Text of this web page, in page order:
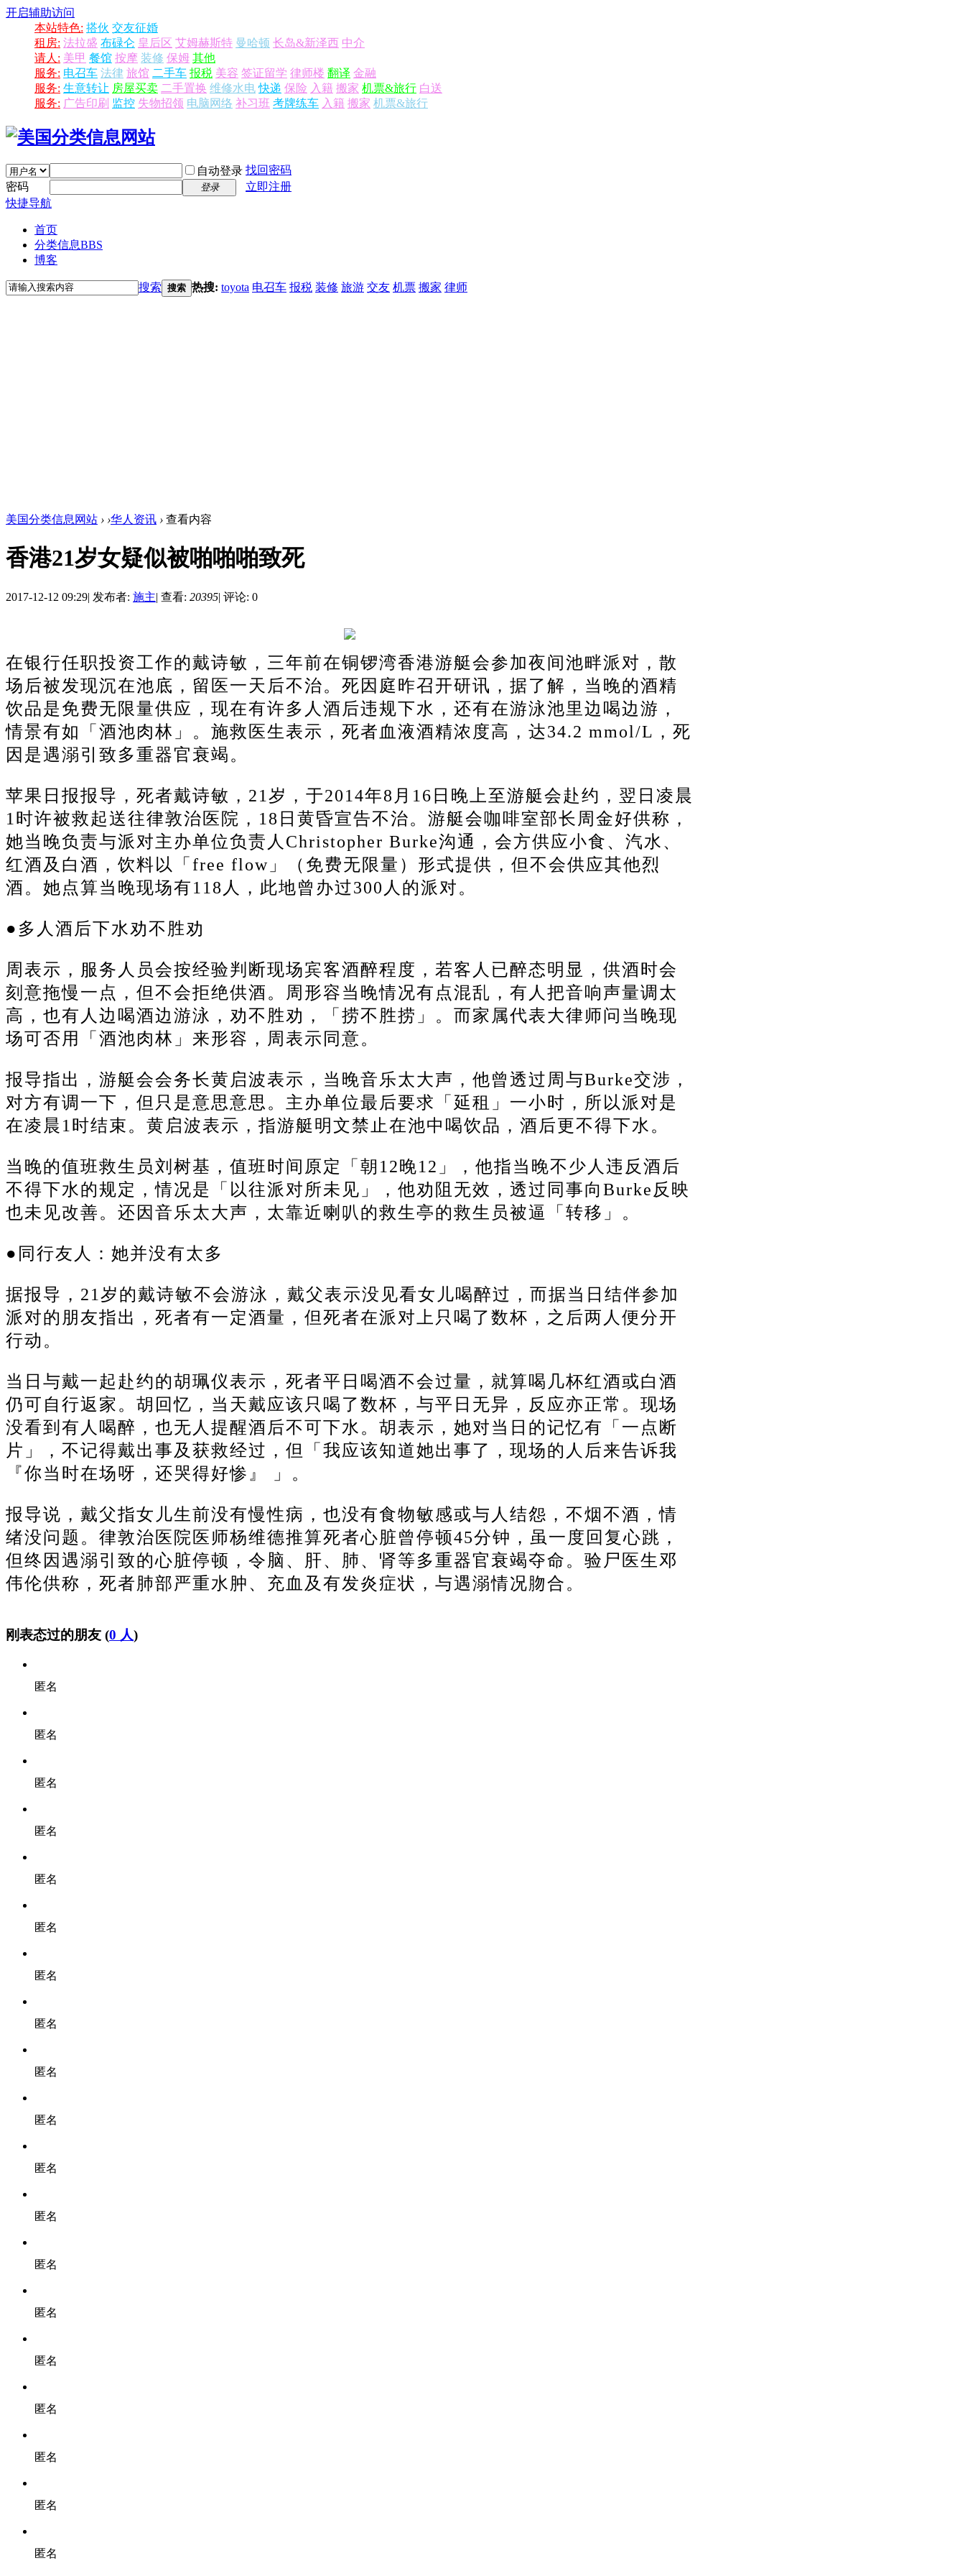
开启辅助访问
本站特色: 搭伙 交友征婚
租房: 法拉盛 布碌仑 皇后区 艾姆赫斯特 曼哈顿 长岛&新泽西 中介
请人: 美甲 餐馆 按摩 装修 保姆 其他
服务: 电召车 法律 旅馆 二手车 报税 美容 签证留学 律师楼 翻译 金融
服务: 生意转让 房屋买卖 二手置换 维修水电 快递 保险 入籍 搬家 机票&旅行 白送
服务: 广告印刷 监控 失物招领 电脑网络 补习班 考牌练车 入籍 搬家 机票&旅行
自动登录 找回密码
密码
登录
立即注册
快捷导航
首页
分类信息BBS
博客
搜索 搜索 热搜: toyota 电召车 报税 装修 旅游 交友 机票 搬家 律师
美国分类信息网站 › ›华人资讯 › 查看内容
香港21岁女疑似被啪啪啪致死
2017-12-12 09:29| 发布者: 施主| 查看: 20395| 评论: 0
在银行任职投资工作的戴诗敏，三年前在铜锣湾香港游艇会参加夜间池畔派对，散
场后被发现沉在池底，留医一天后不治。 死因庭昨召开研讯，据了解，当晚的酒精
饮品是免费无限量供应，现在有许多人酒后违规下水，还有在游泳池里边喝边游，
情景有如「酒池肉林」。 施救医生表示，死者血液酒精浓度高，达34.2 mmol/L，死
因是遇溺引致多重器官衰竭。
苹果日报报导，死者戴诗敏，21岁，于2014年8月16日晚上至游艇会赴约，翌日凌晨
1时许被救起送往律敦治医院，18日黄昏宣告不治。 游艇会咖啡室部长周金好供称，
她当晚负责与派对主办单位负责人Christopher Burke沟通，会方供应小食、汽水、
红酒及白酒，饮料以「free flow」（免费无限量）形式提供，但不会供应其他烈
酒。 她点算当晚现场有118人，此地曾办过300人的派对。
●多人酒后下水劝不胜劝
周表示，服务人员会按经验判断现场宾客酒醉程度，若客人已醉态明显，供酒时会
刻意拖慢一点，但不会拒绝供酒。
周形容当晚情况有点混乱，有人把音响声量调太
高，也有人边喝酒边游泳，劝不胜劝，「捞不胜捞」。 而家属代表大律师问当晚现
场可否用「酒池肉林」来形容，周表示同意。
报导指出，游艇会会务长黄启波表示，当晚音乐太大声，他曾透过周与Burke交涉，
对方有调一下，但只是意思意思。 主办单位最后要求「延租」一小时，所以派对是
在凌晨1时结束。 黄启波表示，指游艇明文禁止在池中喝饮品，酒后更不得下水。
当晚的值班救生员刘树基，值班时间原定「朝12晚12」，他指当晚不少人违反酒后
不得下水的规定，情况是「以往派对所未见」，他劝阻无效，透过同事向Burke反映
也未见改善。 还因音乐太大声，太靠近喇叭的救生亭的救生员被逼「转移」。
●同行友人：她并没有太多
据报导，21岁的戴诗敏不会游泳，戴父表示没见看女儿喝醉过，而据当日结伴参加
派对的朋友指出，死者有一定酒量，但死者在派对上只喝了数杯，之后两人便分开
行动。
当日与戴一起赴约的胡珮仪表示，死者平日喝酒不会过量，就算喝几杯红酒或白酒
仍可自行返家。 胡回忆，当天戴应该只喝了数杯，与平日无异，反应亦正常。 现场
没看到有人喝醉，也无人提醒酒后不可下水。 胡表示，她对当日的记忆有「一点断
片」，不记得戴出事及获救经过，但「我应该知道她出事了，现场的人后来告诉我
『你当时在场呀，还哭得好惨』 」。
报导说，戴父指女儿生前没有慢性病，也没有食物敏感或与人结怨，不烟不酒，情
绪没问题。 律敦治医院医师杨维德推算死者心脏曾停顿45分钟，虽一度回复心跳，
但终因遇溺引致的心脏停顿，令脑、肝、肺、肾等多重器官衰竭夺命。 验尸医生邓
伟伦供称，死者肺部严重水肿、充血及有发炎症状，与遇溺情况肳合。
刚表态过的朋友 (0 人)
匿名
匿名
匿名
匿名
匿名
匿名
匿名
匿名
匿名
匿名
匿名
匿名
匿名
匿名
匿名
匿名
匿名
匿名
匿名